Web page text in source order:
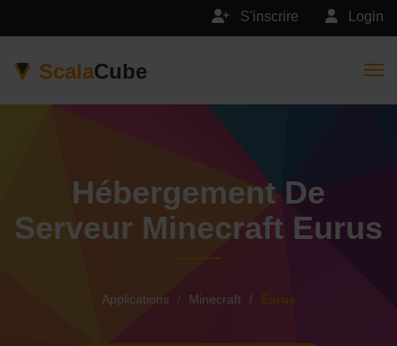
Login
S'inscrire
ScalaCube
Hébergement De
Serveur Minecraft Eurus
Applications Minecraft Eurus